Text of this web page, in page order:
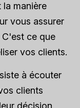
manière
vous assurer
C'est ce que
vos clients.
à écouter
clients
décision